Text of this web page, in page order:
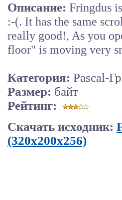
Описание: Fringdus
:-(. It has the same
really good!, As you
floor" is moving very
Категория: Pascal-
Размер: байт
Рейтинг:
Скачать исходник:
(320x200x256)